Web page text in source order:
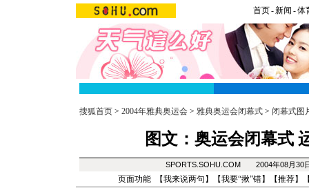
首页-新闻 -体
搜狐首页 > 2004年雅典奥运会 > 雅典奥运会闭幕式 > 闭幕式图
图文：奥运会闭幕式
SPORTS.SOHU.COM 2004年08月
页面功能 【我来说两句 】【我要“揪”错】【推荐】